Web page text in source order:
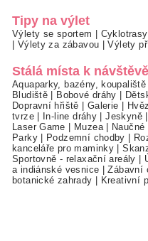
Tipy na výlet
Výlety se sportem | Cyklotrasy
| Výlety za zábavou |Výlety
Stálá místa k návštěvě
Aquaparky, bazény, koupaliště
Bludiště | Bobové dráhy |
Dopravní hřiště | Galerie |
tvrze| In-line dráhy |Jeskyně|
Laser Game | Muzea|
Parky| Podzemní chodby |
kanceláře pro maminky |
Sportovně - relaxační areály |
a indiánské vesnice |Zábavní
botanické zahrady | Kreativní